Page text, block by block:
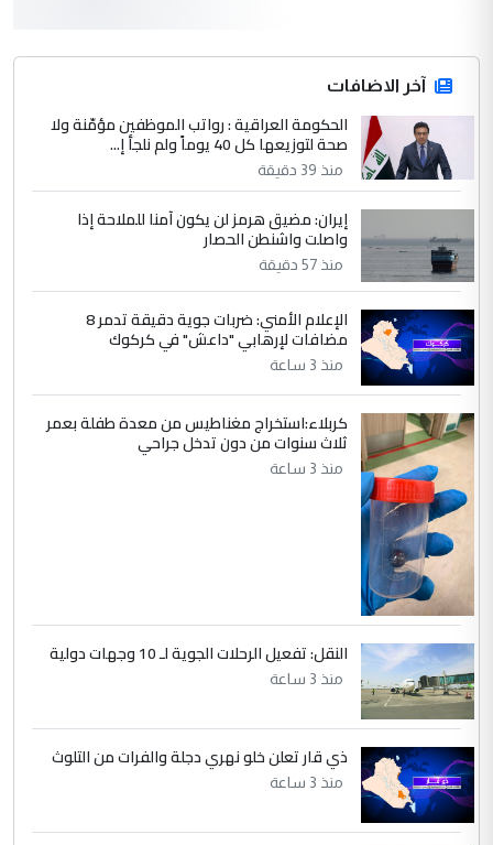
صلاح مهدي حسن
التعليق : صلاح مهدي حسن ...
الموضوع :
هيئة الحج تصدر قرارا يخص "لم الشمل"
وتعديل استمارة قرعة الحج
صلاح مهدي حسن
التعليق : صلاح مهدي حسن ...
الموضوع :
هيئة الحج تصدر قرارا يخص "لم الشمل"
وتعديل استمارة قرعة الحج
آخر الاضافات
الحكومة العراقية : رواتب الموظفين مؤمّنة ولا
صحة لتوزيعها كل 40 يوماً ولم نلجأ إ...
منذ 39 دقيقة
إيران: مضيق هرمز لن يكون آمنا للملاحة إذا
واصلت واشنطن الحصار
منذ 57 دقيقة
الإعلام الأمني: ضربات جوية دقيقة تدمر 8
مضافات لإرهابي "داعش" في كركوك
منذ 3 ساعة
كربلاء:استخراج مغناطيس من معدة طفلة بعمر
ثلاث سنوات من دون تدخل جراحي
منذ 3 ساعة
النقل: تفعيل الرحلات الجوية لـ 10 وجهات دولية
منذ 3 ساعة
ذي قار تعلن خلو نهري دجلة والفرات من التلوث
منذ 3 ساعة